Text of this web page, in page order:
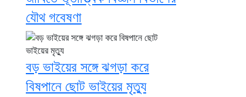
যৌথ গবেষণা
বড় ভাইয়ের সঙ্গে ঝগড়া করে
বিষপানে ছোট ভাইয়ের মৃত্যু